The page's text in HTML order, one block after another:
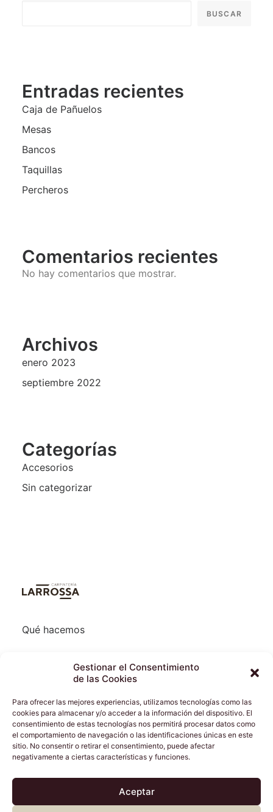
Gestionar el Consentimiento
de las Cookies
Para ofrecer las mejores experiencias, utilizamos tecnologías como las
cookies para almacenar y/o acceder a la información del dispositivo. El
consentimiento de estas tecnologías nos permitirá procesar datos como
el comportamiento de navegación o las identificaciones únicas en este
sitio. No consentir o retirar el consentimiento, puede afectar
negativamente a ciertas características y funciones.
Aceptar
BUSCAR
Entradas recientes
Caja de Pañuelos
Mesas
Bancos
Taquillas
Percheros
Comentarios recientes
No hay comentarios que mostrar.
Archivos
enero 2023
septiembre 2022
Categorías
Accesorios
Sin categorizar
Qué hacemos
Quienes somos
Inicio
© 2021 Copyright Larrossa Artesanos de la Madera SL |